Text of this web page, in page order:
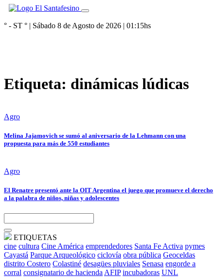
° - ST ° | Sábado 8 de Agosto de 2026 | 01:15hs
Etiqueta: dinámicas lúdicas
Agro
Melina Jajamovich se sumó al aniversario de la Lehmann con una
propuesta para más de 550 estudiantes
Agro
El Renatre presentó ante la OIT Argentina el juego que promueve el derecho
a la palabra de niños, niñas y adolescentes
ETIQUETAS
cine cultura Cine América emprendedores Santa Fe Activa pymes
Cayastá Parque Arqueológico ciclovía obra pública Geoceldas
distrito Costero Colastiné desagües pluviales Senasa engorde a
corral consignatario de hacienda AFIP incubadoras UNL